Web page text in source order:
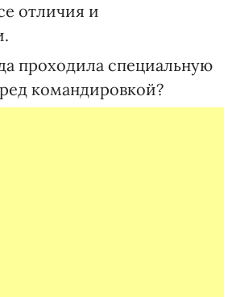
отличия и
проходила специальную
командировкой?